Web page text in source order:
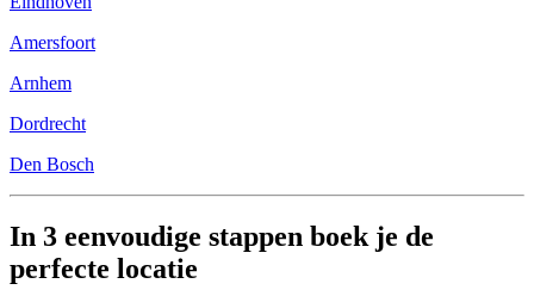
Amersfoort
Arnhem
Dordrecht
Den Bosch
In 3 eenvoudige stappen boek je de
perfecte locatie